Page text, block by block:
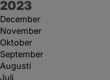
År:
2023
December
November
Oktober
September
Augusti
Juli